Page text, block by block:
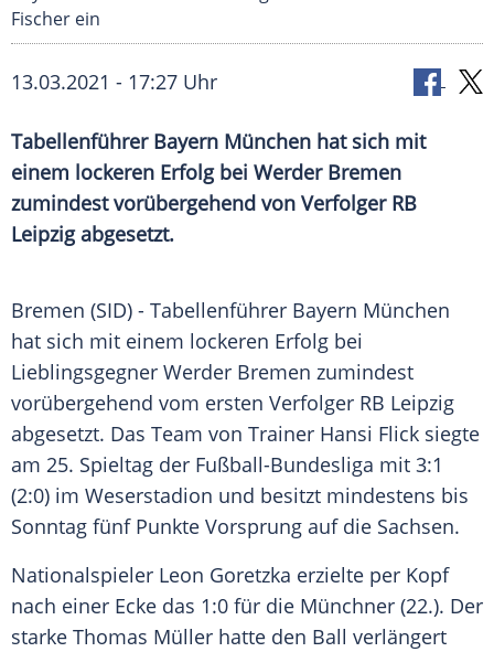
Fischer ein
13.03.2021 - 17:27 Uhr
Tabellenführer Bayern München hat sich mit
einem lockeren Erfolg bei Werder Bremen
zumindest vorübergehend von Verfolger RB
Leipzigabgesetzt.
Bremen (SID) - Tabellenführer Bayern München
hat sich mit einem lockeren Erfolg bei
Lieblingsgegner Werder Bremen zumindest
vorübergehend vom ersten Verfolger RB Leipzig
abgesetzt. Das Team von Trainer Hansi Flick siegte
am 25. Spieltag der Fußball-Bundesliga mit 3:1
(2:0) im Weserstadion und besitzt mindestens bis
Sonntag fünf Punkte Vorsprung auf die Sachsen.
Nationalspieler Leon Goretzka erzielte per Kopf
nach einer Ecke das 1:0 für die Münchner (22.). Der
starke Thomas Müller hatte den Ball verlängert